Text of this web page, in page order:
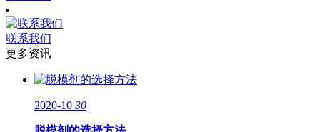
联系我们
更多资讯
2020-10 30